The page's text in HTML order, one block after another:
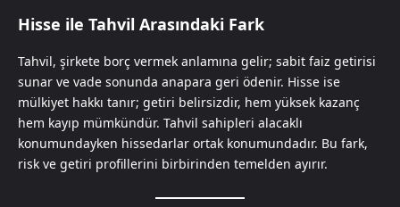
Hisse ile Tahvil Arasındaki Fark
Tahvil, şirkete borç vermek anlamına gelir; sabit faiz getirisi
sunar ve vade sonunda anapara geri ödenir. Hisse ise
mülkiyet hakkı tanır; getiri belirsizdir, hem yüksek kazanç
hem kayıp mümkündür. Tahvil sahipleri alacaklı
konumundayken hissedarlar ortak konumundadır. Bu fark,
risk ve getiri profillerini birbirinden temelden ayırır.